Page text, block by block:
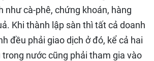
như cà-phê, chứng khoán, hàng
Khi thành lập sàn thì tất cả doanh
đều phải giao dịch ở đó, kể cả hai
trong nước cũng phải tham gia vào